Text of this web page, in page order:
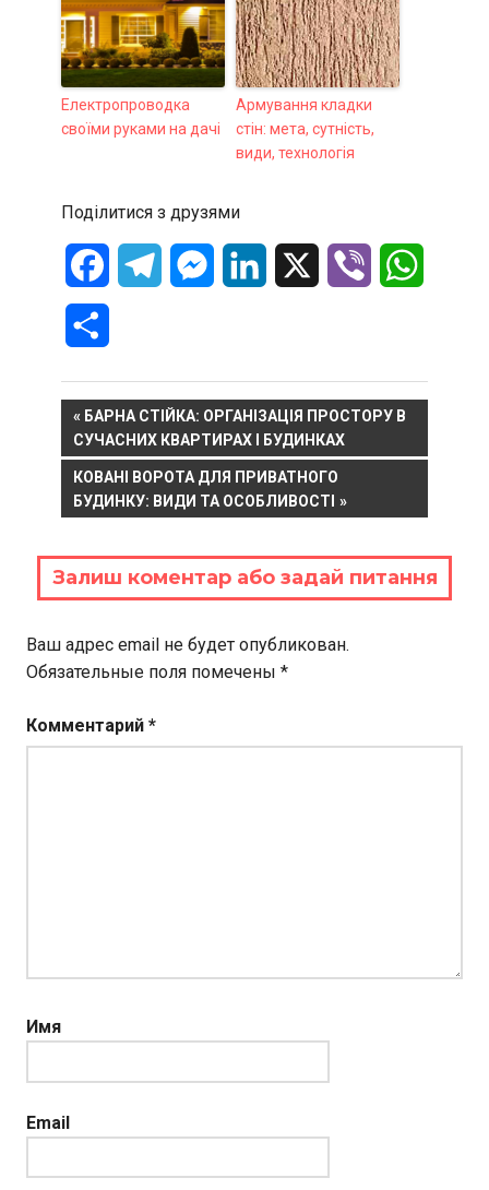
Електропроводка
своїми руками на дачі
Армування кладки
стін: мета, сутність,
види, технологія
Поділитися з друзями
FacebookTelegramMessenger
LinkedIn Viber
Навигация
по
записям
PREVIOUS
POST:
БАРНА СТІЙКА: ОРГАНІЗАЦІЯ ПРОСТОРУ В
СУЧАСНИХ КВАРТИРАХ І БУДИНКАХ
NEXT
POST:
КОВАНІ ВОРОТА ДЛЯ ПРИВАТНОГО
БУДИНКУ: ВИДИ ТА ОСОБЛИВОСТІ
Залиш коментар або задай питання
Ваш адрес email не будет опубликован.
Обязательные поля помечены *
Комментарий *
Имя
Email